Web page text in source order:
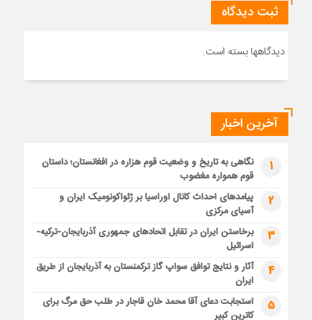
ثبت دیدگاه
دیدگاهها بسته است.
آخرین اخبار
1
نگاهی به تاریخ و وضعیت قوم هزاره در افغانستان؛ داستان
قوم همواره مغضوب
2
پیامدهای احداث کانال اوراسیا بر ژئواکونومیک ایران و
آسیای مرکزی
3
برخاستن ایران در تقابل اتحادهای جمهوری آذربایجان-ترکیه-
اسرائیل
4
آثار و نتایج توافق سواپ گاز ترکمنستان به آذربایجان از طریق
ایران
5
استجابت دعای آقا محمد خان قاجار در طلب حق مرگ برای
کاترین کبیر